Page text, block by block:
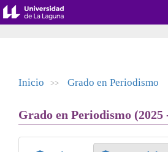
Inicio >> Grado en Periodismo
Grado en Periodismo (2025